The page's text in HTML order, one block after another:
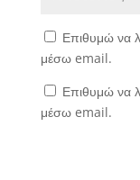
Επιθυμώ να
μέσω email.
Επιθυμώ να
μέσω email.